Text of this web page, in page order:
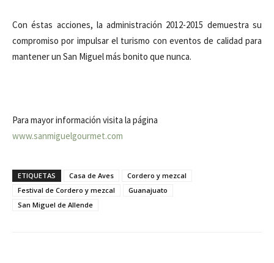
Con éstas acciones, la administración 2012-2015 demuestra su
compromiso por impulsar el turismo con eventos de calidad para
mantener un San Miguel más bonito que nunca.
Para mayor información visita la página
www.sanmiguelgourmet.com
ETIQUETAS Casa de Aves
Cordero y mezcal
Festival de Cordero y mezcal
Guanajuato
San Miguel de Allende